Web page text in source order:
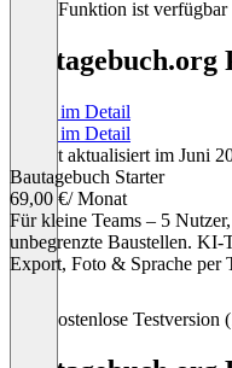
Diese Funktion ist verfügbar
bautagebuch.org
Preise im Detail
Preise im Detail
Zuletzt aktualisiert im Juni
Bautagebuch Starter
69,00 €/ Monat
Für kleine Teams – 5
unbegrenzte Baustellen. KI-
Export, Foto & Sprache per
Kostenlose Testversion